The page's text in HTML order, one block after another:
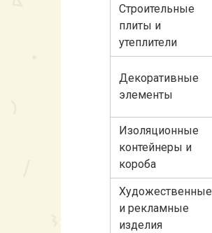
Строительные
плиты и
утеплители
Декоративные
элементы
Изоляционные
контейнеры и
короба
Художественные
и рекламные
изделия